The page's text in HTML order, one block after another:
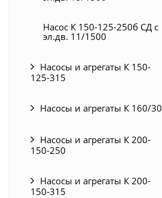
Насос К 150-125-250б СД с
эл.дв. 11/1500
Насосы и агрегаты К 150-
125-315
Насосы и агрегаты К 160/30
Насосы и агрегаты К 200-
150-250
Насосы и агрегаты К 200-
150-315